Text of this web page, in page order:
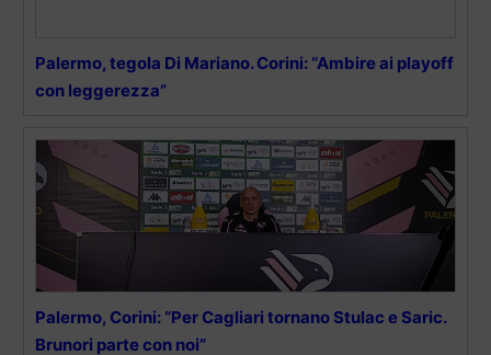
Palermo, tegola Di Mariano. Corini: “Ambire ai playoff
con leggerezza”
Palermo, Corini: “Per Cagliari tornano Stulac e Saric.
Brunori parte con noi”